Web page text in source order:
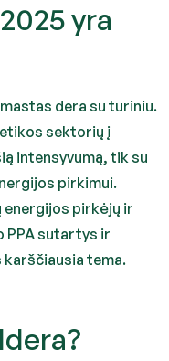
yra
dera su turiniu.
sektorių į
intensyvumą, tik su
pirkimui.
energijos pirkėjų ir
PPA sutartys ir
karščiausia tema.